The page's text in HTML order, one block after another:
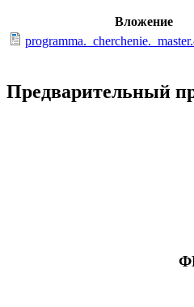
Вложение
Предварительный